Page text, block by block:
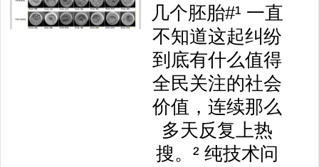
几个胚胎#¹ 一直
不知道这起纠纷
到底有什么值得
全民关注的社会
价值，连续那么
多天反复上热
搜。² 纯技术问